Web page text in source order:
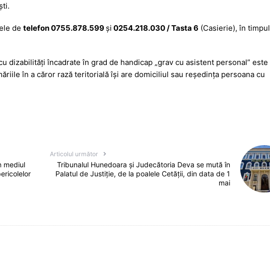
de telefon 0755.878.599 şi 0254.218.030 /Tasta 6 (Casierie), în timpul
dizabilităţi încadrate în grad de handicap „grav cu asistent personal” este
în a căror rază teritorială îşi are domiciliul sau reşedinţa persoana cu
mediul
Articolul următor
Tribunalul Hunedoara și Judecătoria Deva se mută în
Palatul de Justiție, de la poalele Cetății, din data de 1
mai